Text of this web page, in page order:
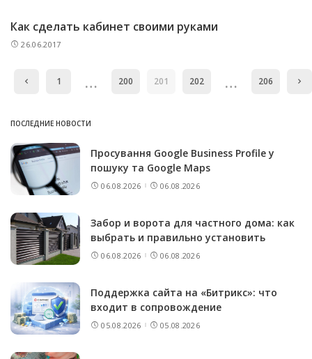
Как сделать кабинет своими руками
26.06.2017
1 … 200 201 202 … 206
ПОСЛЕДНИЕ НОВОСТИ
Просування Google Business Profile у
пошуку та Google Maps
06.08.2026 06.08.2026
Забор и ворота для частного дома: как
выбрать и правильно установить
06.08.2026 06.08.2026
Поддержка сайта на «Битрикс»: что
входит в сопровождение
05.08.2026 05.08.2026